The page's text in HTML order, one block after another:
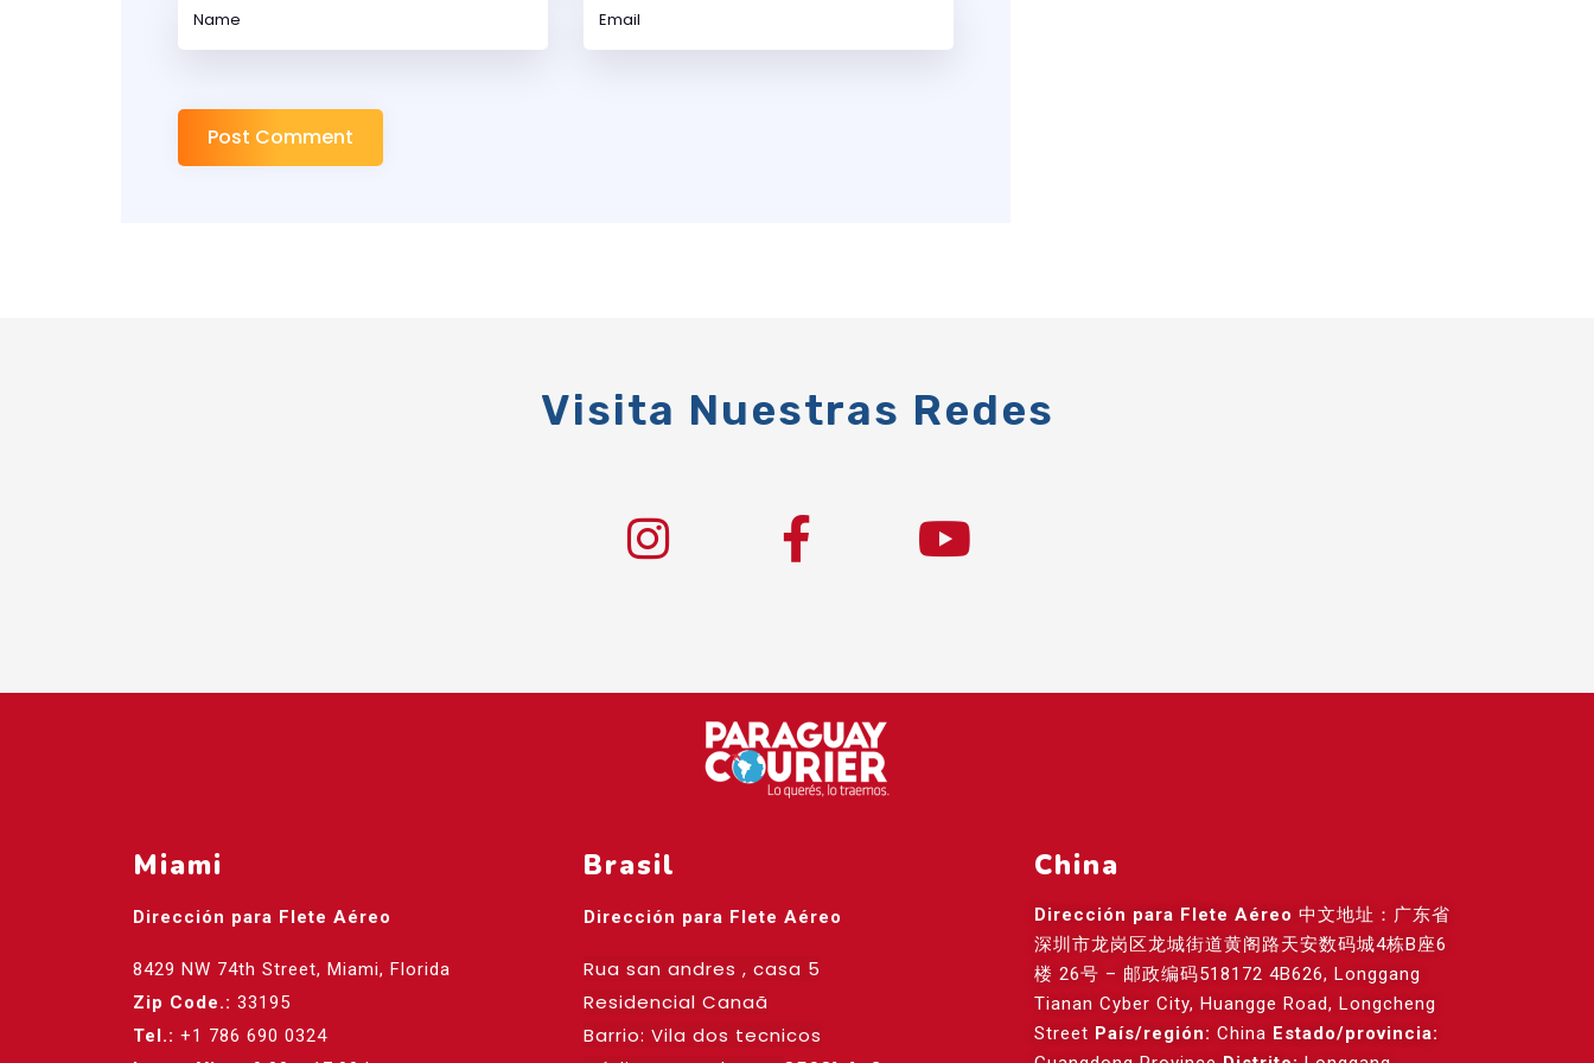
Visita Nuestras Redes
Miami
Dirección para Flete Aéreo
8429 NW 74th Street, Miami, Florida
Zip Code.: 33195
Tel.: +1 786 690 0324
Brasil
Dirección para Flete Aéreo
Rua san andres , casa 5
Residencial Canaã
Barrio: Vila dos tecnicos
China
Dirección para Flete Aéreo 中文地址：广东省
深圳市龙岗区龙城街道黄阁路天安数码城4栋B座6
楼 26号 – 邮政编码518172 4B626, Longgang
Tianan Cyber City, Huangge Road, Longcheng
Street País/región: China Estado/provincia: